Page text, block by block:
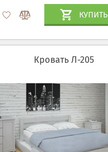
КУПИТЬ
Кровать Л-205